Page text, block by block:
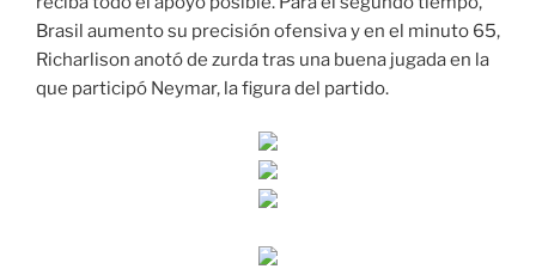
Brasil aumento su precisión ofensiva y en el minuto 65,
Richarlison anotó de zurda tras una buena jugada en la
que participó Neymar, la figura del partido.